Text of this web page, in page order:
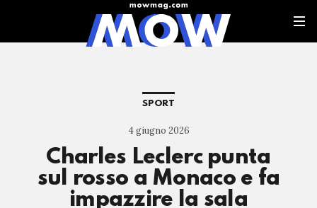
SPORT
4 giugno 2026
Charles Leclerc punta
sul rosso a Monaco e fa
impazzire la sala